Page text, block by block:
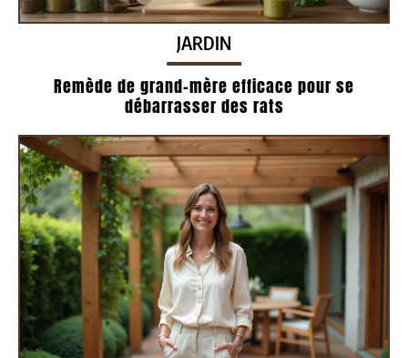
JARDIN
Remède de grand-mère efficace pour se
débarrasser des rats